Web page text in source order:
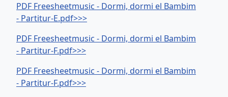
PDF Freesheetmusic - Dormi, dormi el Bambim
- Partitur-E.pdf>>>
PDF Freesheetmusic - Dormi, dormi el Bambim
- Partitur-F.pdf>>>
PDF Freesheetmusic - Dormi, dormi el Bambim
- Partitur-F.pdf>>>